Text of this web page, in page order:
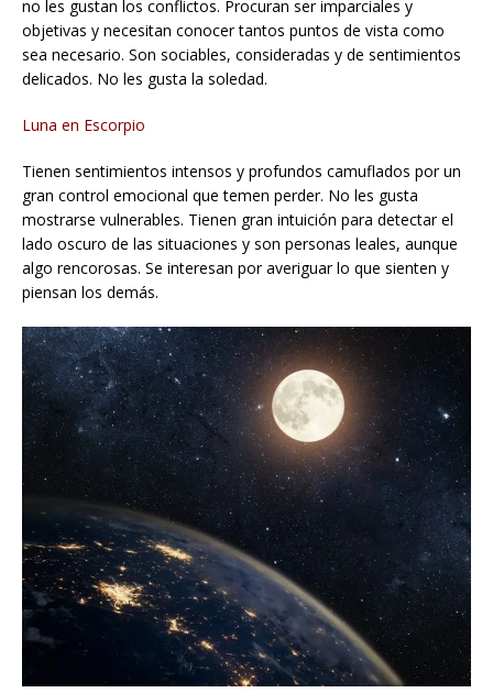
no les gustan los conflictos. Procuran ser imparciales y
objetivas y necesitan conocer tantos puntos de vista como
sea necesario. Son sociables, consideradas y de sentimientos
delicados. No les gusta la soledad.
Luna en Escorpio
Tienen sentimientos intensos y profundos camuflados por un
gran control emocional que temen perder. No les gusta
mostrarse vulnerables. Tienen gran intuición para detectar el
lado oscuro de las situaciones y son personas leales, aunque
algo rencorosas. Se interesan por averiguar lo que sienten y
piensan los demás.